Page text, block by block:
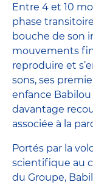
Entre 4 et 10
phase
bouche de son
mouvements
reproduire et
sons, ses
enfance
davantage
associée à la
Portés par la
scientifique au
du Groupe,